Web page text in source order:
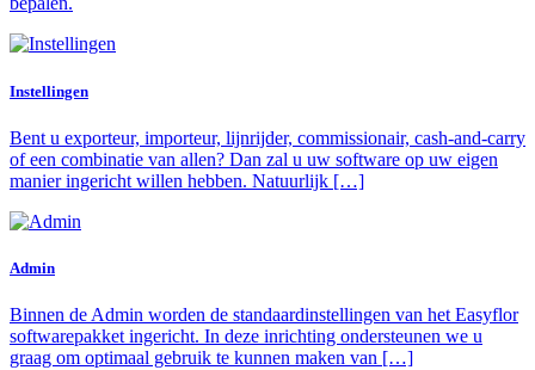
Instellingen
Bent u exporteur, importeur, lijnrijder, commissionair, cash-and-carry
of een combinatie van allen? Dan zal u uw software op uw eigen
manier ingericht willen hebben. Natuurlijk […]
Admin
Binnen de Admin worden de standaardinstellingen van het Easyflor
softwarepakket ingericht. In deze inrichting ondersteunen we u
graag om optimaal gebruik te kunnen maken van […]